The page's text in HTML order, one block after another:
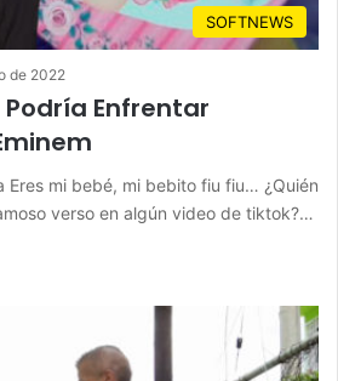
SOFTNEWS
de 2022
Podría Enfrentar
Eres mi bebé, mi bebito fiu fiu… ¿Quién
verso en algún video de tiktok?…